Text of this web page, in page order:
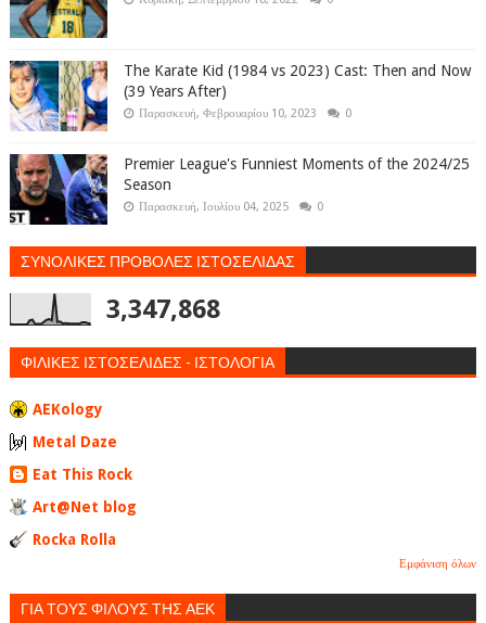
The Karate Kid (1984 vs 2023) Cast: Then and Now
(39 Years After)
Παρασκευή, Φεβρουαρίου 10, 2023 0
Premier League's Funniest Moments of the 2024/25
Season
Παρασκευή, Ιουλίου 04, 2025 0
ΣΥΝΟΛΙΚΕΣ ΠΡΟΒΟΛΕΣ ΙΣΤΟΣΕΛΙΔΑΣ
3,347,868
ΦΙΛΙΚΕΣ ΙΣΤΟΣΕΛΙΔΕΣ - ΙΣΤΟΛΟΓΙΑ
AEKology
Metal Daze
Eat This Rock
Art@Net blog
Rocka Rolla
Εμφάνιση όλων
ΓΙΑ ΤΟΥΣ ΦΙΛΟΥΣ ΤΗΣ ΑΕΚ